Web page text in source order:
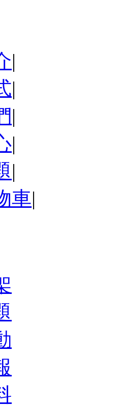
|
|
|
|
|
車|